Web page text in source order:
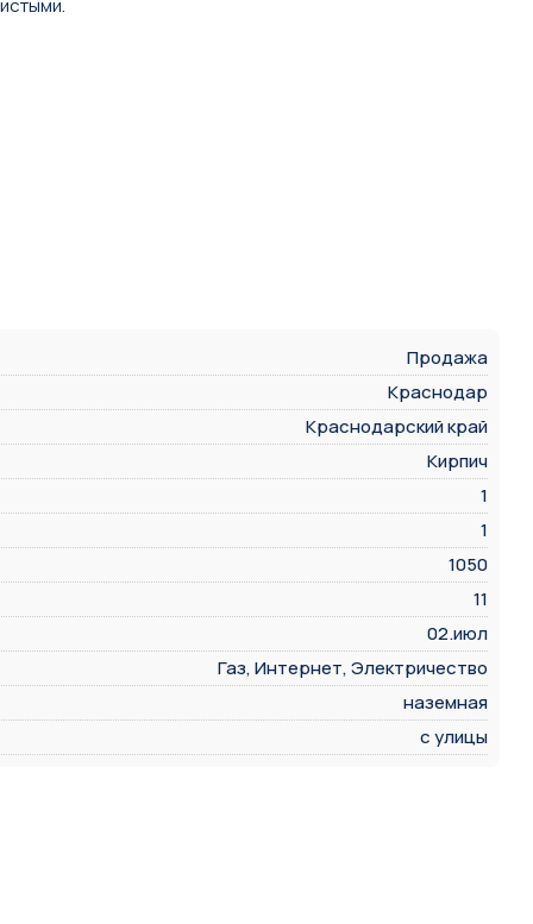
Продажа
Краснодар
Краснодарский край
Кирпич
1
1
1050
11
02.июл
Газ, Интернет, Электричество
наземная
с улицы